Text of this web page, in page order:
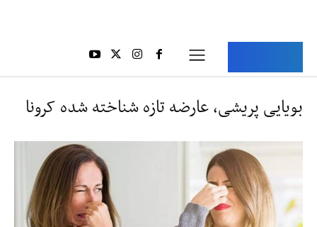
بویایی‌ پریشی، عارضه تازه شناخته‌ شده کرونا